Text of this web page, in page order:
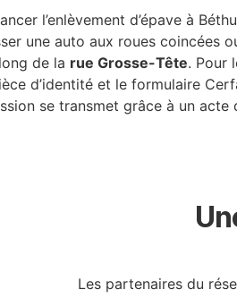
l’enlèvement d’épave à
une auto aux roues coincées
de la rue Grosse-Tête. Pour
d’identité et le formulaire
se transmet grâce à un
Les partenaires du